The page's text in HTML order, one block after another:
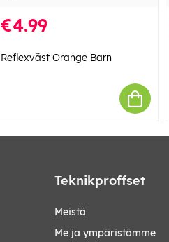
€4.99
Reflexväst Orange Barn
Teknikproffset
Meistä
Me ja ympäristömme